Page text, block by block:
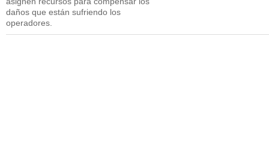
daños que están sufriendo los
operadores.